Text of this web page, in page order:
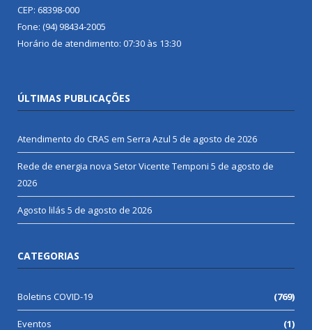
CEP: 68398-000
Fone: (94) 98434-2005
Horário de atendimento: 07:30 às 13:30
ÚLTIMAS PUBLICAÇÕES
Atendimento do CRAS em Serra Azul 5 de agosto de 2026
Rede de energia nova Setor Vicente Temponi 5 de agosto de
2026
Agosto lilás 5 de agosto de 2026
CATEGORIAS
Boletins COVID-19 (769)
Eventos (1)